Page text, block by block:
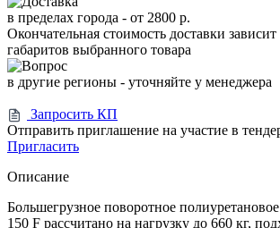
в пределах города - от 2800 р.
Окончательная стоимость доставки зависит
габаритов выбранного товара
в другие регионы - уточняйте у менеджера
Запросить КП
Отправить приглашение на участие в
Пригласить
Описание
Большегрузное поворотное
150 F рассчитано на нагрузку до 660 кг,